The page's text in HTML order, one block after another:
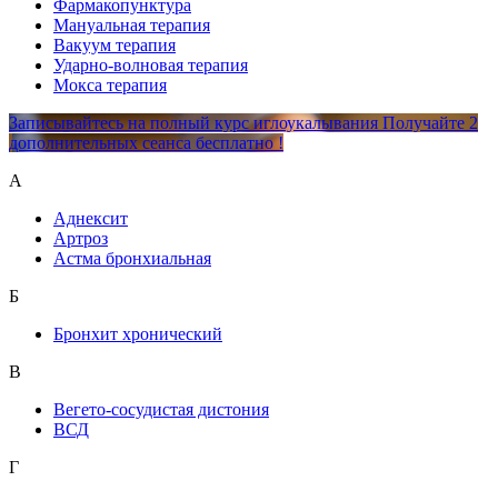
Фармакопунктура
Мануальная терапия
Вакуум терапия
Ударно-волновая терапия
Мокса терапия
Записывайтесь на полный курс иглоукалывания Получайте 2
дополнительных сеанса бесплатно !
А
Аднексит
Артроз
Астма бронхиальная
Б
Бронхит хронический
В
Вегето-сосудистая дистония
ВСД
Г